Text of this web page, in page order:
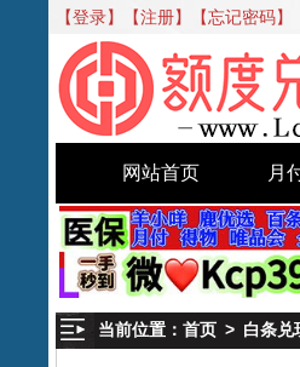
【登录】 【注册】 【忘记密码】
网站首页 月
当前位置： 首页> 白条兑